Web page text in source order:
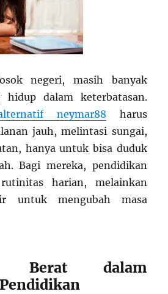
negeri, masih banyak
hidup dalam keterbatasan.
neymar88 harus
jauh, melintasi sungai,
hanya untuk bisa duduk
Bagi mereka, pendidikan
harian, melainkan
untuk mengubah masa
Berat dalam